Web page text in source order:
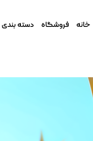
خانه فروشگاه دسته